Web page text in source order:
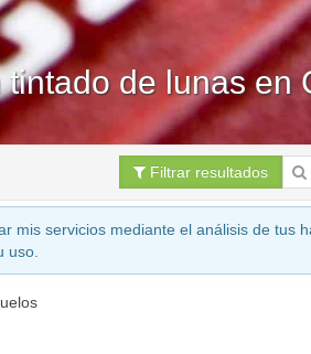
de lunas en
Filtrar resultados
mis servicios mediante el análisis de tus
uso.